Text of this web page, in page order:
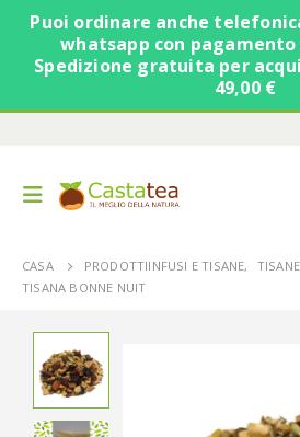
Puoi ordinare anche
whatsapp con pagamento
Spedizione gratuita per
49,00 €
CASA PRODOTTIINFUSI E TISANE,
TISANA BONNE NUIT